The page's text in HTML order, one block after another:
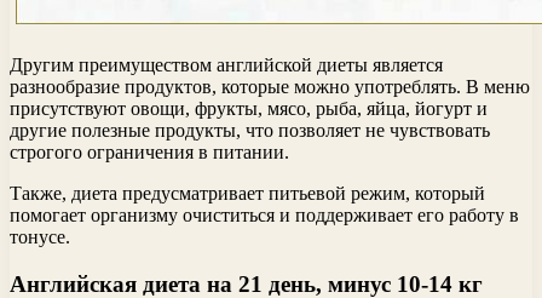
Другим преимуществом английской диеты является
разнообразие продуктов, которые можно употреблять. В меню
присутствуют овощи, фрукты, мясо, рыба, яйца, йогурт и
другие полезные продукты, что позволяет не чувствовать
строгого ограничения в питании.
Также, диета предусматривает питьевой режим, который
помогает организму очиститься и поддерживает его работу в
тонусе.
Английская диета на 21 день, минус 10-14 кг